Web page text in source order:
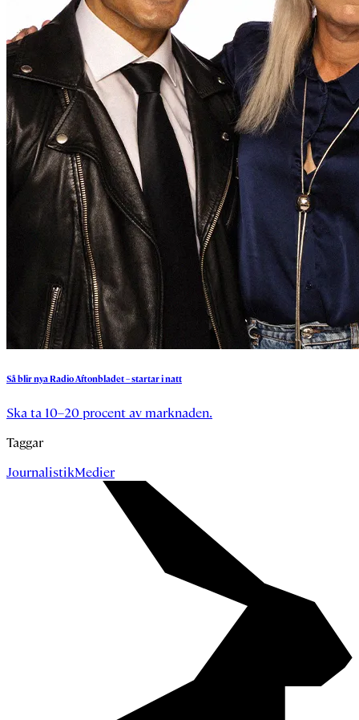
SåblirnyaRadioAftonbladet–startarinatt
Ska ta 10–20 procent av marknaden.
Taggar
JournalistikMedier